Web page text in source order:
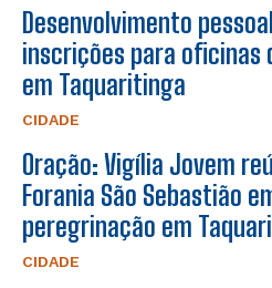
Desenvolvimento
inscrições para oficinas
em Taquaritinga
CIDADE
Oração: Vigília Jovem
Forania São Sebastião
peregrinação em
CIDADE